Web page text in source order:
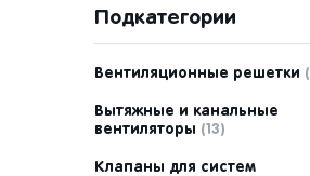
Подкатегории
Вентиляционные решетки
Вытяжные и канальные
вентиляторы (13)
Клапаны для систем